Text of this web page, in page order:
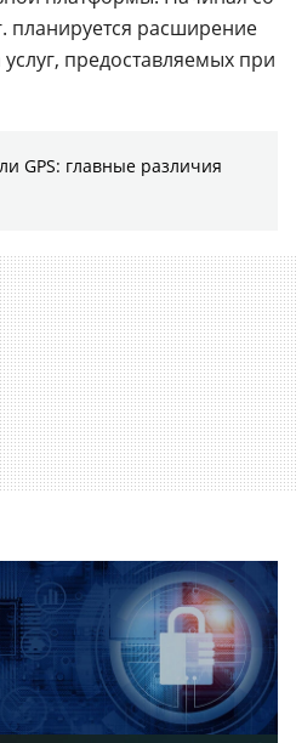
планируется расширение
предоставляемых при
GPS: главные различия